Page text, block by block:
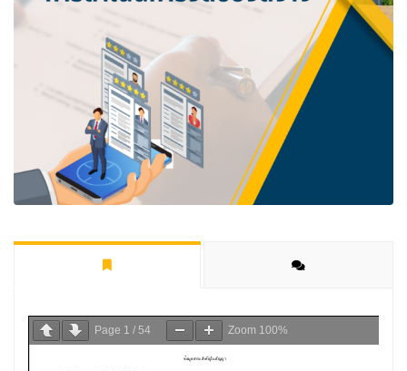
Page 1 / 54 Zoom 100%